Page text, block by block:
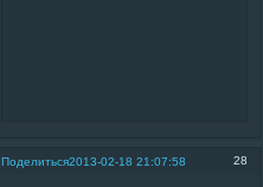
Поделиться 28
2013-02-18 21:07:58